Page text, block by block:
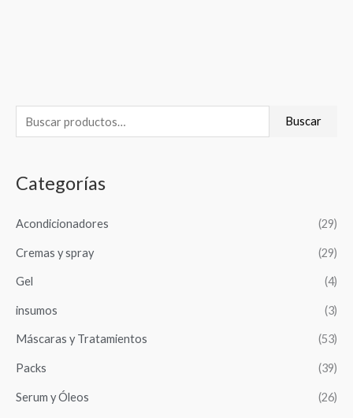
u
c
r
p
o
Buscar
Categorías
Acondicionadores (29)
Cremas y spray (29)
Gel (4)
insumos (3)
Máscaras y Tratamientos (53)
Packs (39)
Serum y Óleos (26)